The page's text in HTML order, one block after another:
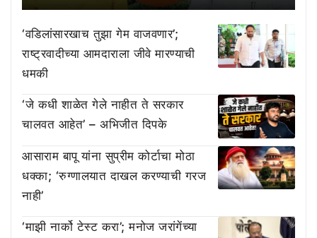
‘वडिलांसारखाच तुझा गेम वाजवणार’;
राष्ट्रवादीच्या आमदाराला जीवे मारण्याची
धमकी
‘जे कधी शाळेत गेले नाहीत ते सरकार
चालवत आहेत’ – अभिजीत दिपके
आसाराम बापू यांना सुप्रीम कोर्टाचा मोठा
धक्का; ‘रुग्णालयात दाखल करण्याची गरज
नाही’
‘माझी नार्को टेस्ट करा’; मनोज जरांगेंच्या